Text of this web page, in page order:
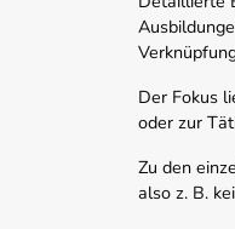
Der Fokus
oder zur
Zu den
also z. B.